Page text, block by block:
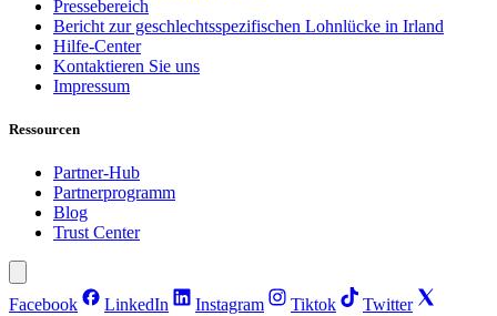
Pressebereich
Bericht zur geschlechtsspezifischen Lohnlücke in Irland
Hilfe-Center
Kontaktieren Sie uns
Impressum
Ressourcen
Partner-Hub
Partnerprogramm
Blog
Trust Center
Facebook LinkedIn Instagram Tiktok
Twitter